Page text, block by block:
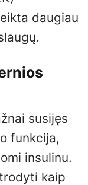
daugiau
susijęs
funkcija,
insulinu.
kaip